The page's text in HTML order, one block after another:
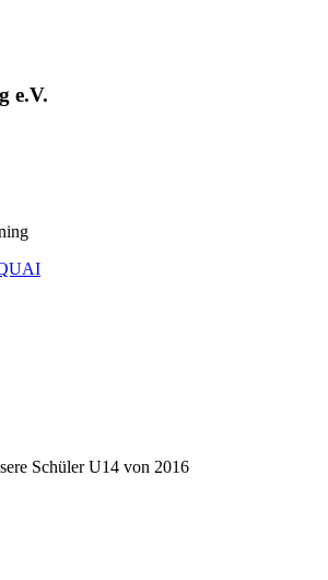
e.V.
Schüler U14 von 2016